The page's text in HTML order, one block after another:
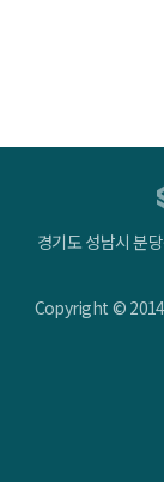
경기도 성남시 분
Copyright ©